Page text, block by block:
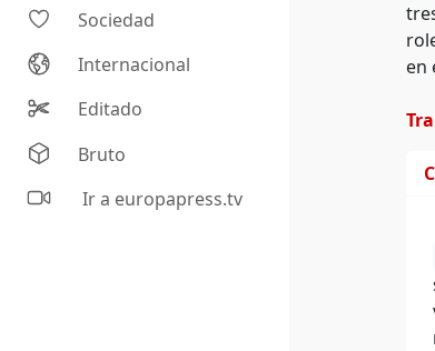
Sociedad
Internacional
Editado
Bruto
Ir a europapress.tv
en